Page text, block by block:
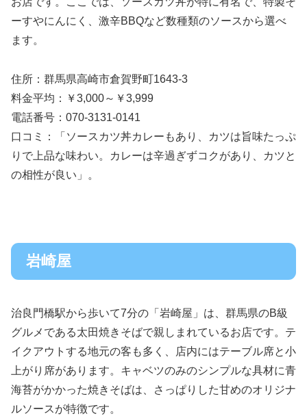
ーすやにんにく、激辛BBQなど数種類のソースから選べ
ます。
住所：群馬県高崎市倉賀野町1643-3
料金平均：￥3,000～￥3,999
電話番号：070-3131-0141
口コミ：「ソースカツ丼カレーもあり、カツは旨味たっぷ
りで上品な味わい。カレーは辛過ぎずコクがあり、カツと
の相性が良い」。
岩崎屋
治良門橋駅から歩いて7分の「岩崎屋」は、群馬県のB級
グルメである太田焼きそばで親しまれているお店です。テ
イクアウトする地元の客も多く、店内にはテーブル席と小
上がり席があります。キャベツのみのシンプルな具材に青
海苔がかかった焼きそばは、さっぱりした甘めのオリジナ
ルソースが特徴です。